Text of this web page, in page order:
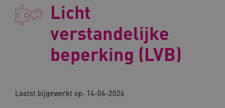
Licht
verstandelijke
beperking (LVB)
Laatst bijgewerkt op: 14-04-2026